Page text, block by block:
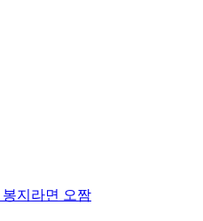
봉지라면 오짬